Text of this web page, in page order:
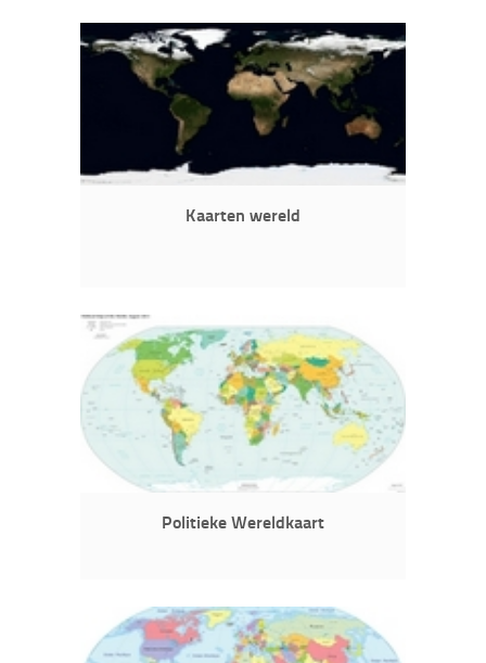
Kaarten wereld
Politieke Wereldkaart